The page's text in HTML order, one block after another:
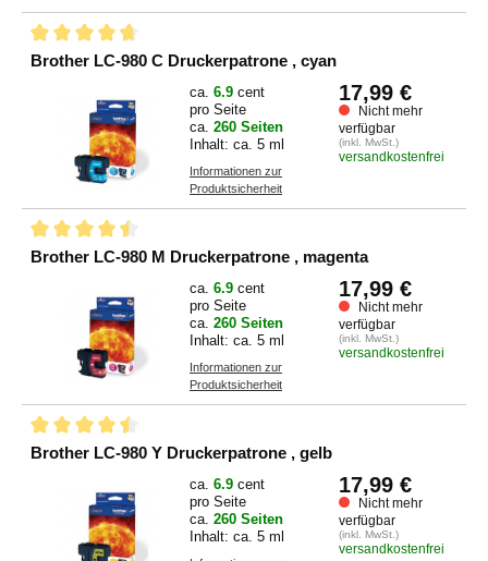
Brother LC-980 C Druckerpatrone , cyan
ca. 6.9 cent
pro Seite
ca. 260 Seiten
Inhalt: ca. 5 ml
Informationen zur
Produktsicherheit
17,99 €
Nicht mehr
verfügbar
(inkl. MwSt.)
versandkostenfrei
Brother LC-980 M Druckerpatrone , magenta
ca. 6.9 cent
pro Seite
ca. 260 Seiten
Inhalt: ca. 5 ml
Informationen zur
Produktsicherheit
17,99 €
Nicht mehr
verfügbar
(inkl. MwSt.)
versandkostenfrei
Brother LC-980 Y Druckerpatrone , gelb
ca. 6.9 cent
pro Seite
ca. 260 Seiten
Inhalt: ca. 5 ml
17,99 €
Nicht mehr
verfügbar
(inkl. MwSt.)
versandkostenfrei